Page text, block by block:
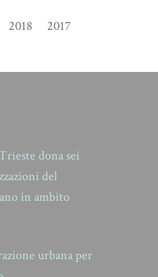
2018 2017
dona sei
del
in ambito
urbana per